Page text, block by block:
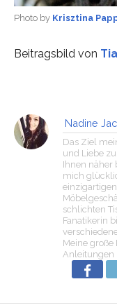
Photo by Krisztina
Beitragsbild von
Nadine
Das Ziel
und Liebe
Ihnen näher
mich
schlichten
Fanatikerin
Meine große
Anleitungen